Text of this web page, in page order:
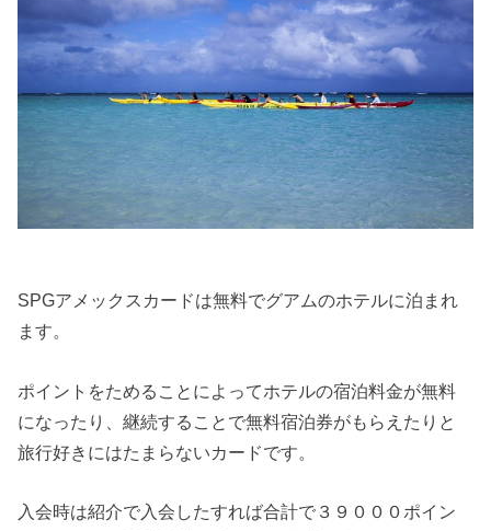
SPGアメックスカードは無料でグアムのホテルに泊まれ
ます。
ポイントをためることによってホテルの宿泊料金が無料
になったり、継続することで無料宿泊券がもらえたりと
旅行好きにはたまらないカードです。
入会時は紹介で入会したすれば合計で３９０００ポイン